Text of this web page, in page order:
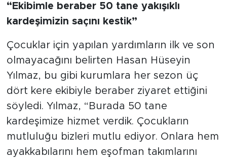
“Ekibimle beraber 50 tane yakışıklı
kardeşimizin saçını kestik”
Çocuklar için yapılan yardımların ilk ve son
olmayacağını belirten Hasan Hüseyin
Yılmaz, bu gibi kurumlara her sezon üç
dört kere ekibiyle beraber ziyaret ettiğini
söyledi. Yılmaz, “Burada 50 tane
kardeşimize hizmet verdik. Çocukların
mutluluğu bizleri mutlu ediyor. Onlara hem
ayakkabılarını hem eşofman takımlarını